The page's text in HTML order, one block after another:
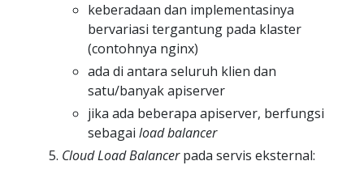
keberadaan dan implementasinya
bervariasi tergantung pada klaster
(contohnya nginx)
ada di antara seluruh klien dan
satu/banyak apiserver
jika ada beberapa apiserver, berfungsi
sebagai load balancer
Cloud Load Balancerpada servis eksternal: